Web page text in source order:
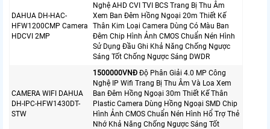
DAHUA DH-HAC-
HFW1200CMP Camera
HDCVI 2MP
Nghệ AHD CVI TVI BCS Trang Bị Thu Âm
Xem Ban Đêm Hồng Ngoại 20m Thiết Kế
Thân Kim Loại Camera Dùng Có Màu Ban
Đêm Chip Hình Ảnh CMOS Chuẩn Nén Hình
Sử Dụng Đầu Ghi Khả Năng Chống Ngược
Sáng Tốt Chống Ngược Sáng DWDR
CAMERA WIFI DAHUA
DH-IPC-HFW1430DT-
STW
1500000VNÐ Độ Phân Giải 4.0 MP Công
Nghệ IP Wifi Trang Bị Thu Âm Và Loa Xem
Ban Đêm Hồng Ngoại 30m Thiết Kế Thân
Plastic Camera Dùng Hồng Ngoại SMD Chip
Hình Ảnh CMOS Chuẩn Nén Hình Hổ Trợ Thẻ
Nhớ Khả Năng Chống Ngược Sáng Tốt